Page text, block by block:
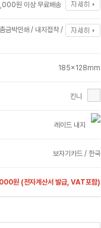
원 이상 무료배송
금박인쇄 / 내지접착 /
185x128mm
킨니
레이드 내지
보자기카드 / 한국
원 (전자계산서 발급, VAT포함)